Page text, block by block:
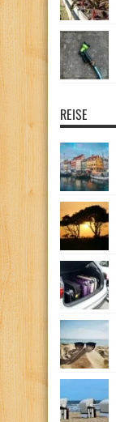
REISE